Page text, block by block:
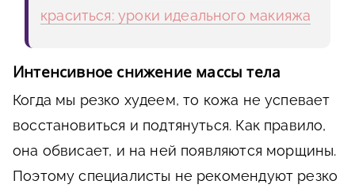
краситься: уроки идеального макияжа
Интенсивное снижение массы тела
Когда мы резко худеем, то кожа не успевает
восстановиться и подтянуться. Как правило,
она обвисает, и на ней появляются морщины.
Поэтому специалисты не рекомендуют резко